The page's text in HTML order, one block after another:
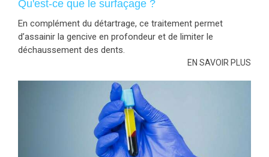
Qu'est-ce que le surfaçage ?
En complément du détartrage, ce traitement permet
d’assainir la gencive en profondeur et de limiter le
déchaussement des dents.
EN SAVOIR PLUS